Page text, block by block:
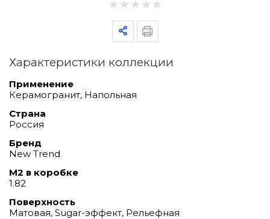
Характеристики коллекции
Применение
Керамогранит, Напольная
Страна
Россия
Бренд
New Trend
М2 в коробке
1.82
Поверхность
Матовая, Sugar-эффект, Рельефная